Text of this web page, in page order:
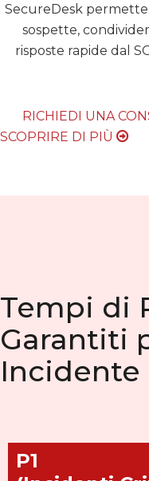
SecureDesk permette
sospette,
risposte rapide dal
RICHIEDI UNA
SCOPRIRE DI PIÙ
Tempi di
Garantiti
Incidente
P1